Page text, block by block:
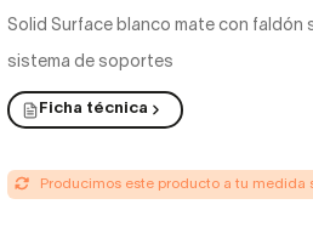
Solid Surface blanco mate con faldón
sistema de soportes
Ficha técnica
Producimos este producto a tu medida